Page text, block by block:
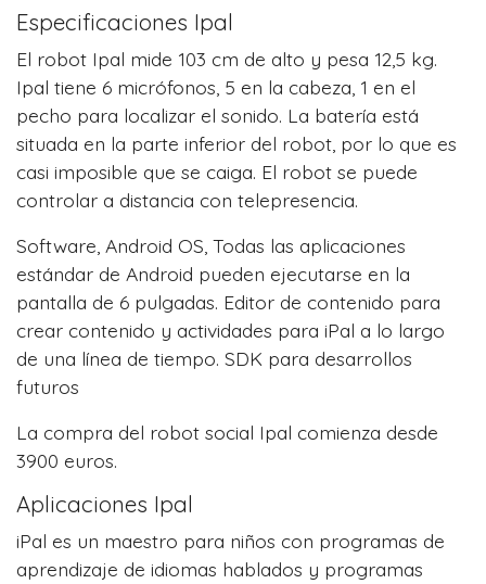
Especificaciones Ipal
El robot Ipal mide 103 cm de alto y pesa 12,5 kg.
Ipal tiene 6 micrófonos, 5 en la cabeza, 1 en el
pecho para localizar el sonido. La batería está
situada en la parte inferior del robot, por lo que es
casi imposible que se caiga. El robot se puede
controlar a distancia con telepresencia.
Software, Android OS, Todas las aplicaciones
estándar de Android pueden ejecutarse en la
pantalla de 6 pulgadas. Editor de contenido para
crear contenido y actividades para iPal a lo largo
de una línea de tiempo. SDK para desarrollos
futuros
La compra del robot social Ipal comienza desde
3900 euros.
Aplicaciones Ipal
iPal es un maestro para niños con programas de
aprendizaje de idiomas hablados y programas